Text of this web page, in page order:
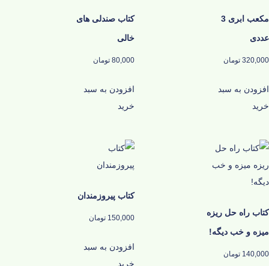
مکعب ابری 3
عددی
320,000 تومان
افزودن به سبد
خرید
کتاب صندلی های
خالی
80,000 تومان
افزودن به سبد
خرید
کتاب راه حل ريزه
ميزه و خب دیگه!
140,000 تومان
کتاب پیروزمندان
150,000 تومان
افزودن به سبد
خرید